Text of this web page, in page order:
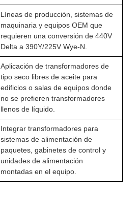
Líneas de producción, sistemas de
maquinaria y equipos OEM que
requieren una conversión de 440V
Delta a 390Y/225V Wye-N.
Aplicación de transformadores de
tipo seco libres de aceite para
edificios o salas de equipos donde
no se prefieren transformadores
llenos de líquido.
Integrar transformadores para
sistemas de alimentación de
paquetes, gabinetes de control y
unidades de alimentación
montadas en el equipo.